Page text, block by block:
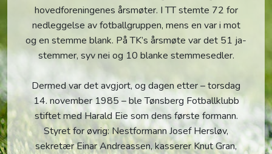
hovedforeningenes årsmøter. I TT stemte 72 for
nedleggelse av fotballgruppen, mens en var i mot
og en stemme blank. På TK’s årsmøte var det 51 ja-
stemmer, syv nei og 10 blanke stemmesedler.
Dermed var det avgjort, og dagen etter – torsdag
14. november 1985 – ble Tønsberg Fotballklubb
stiftet med Harald Eie som dens første formann.
Styret for øvrig: Nestformann Josef Hersløv,
sekretær Einar Andreassen, kasserer Knut Gran,